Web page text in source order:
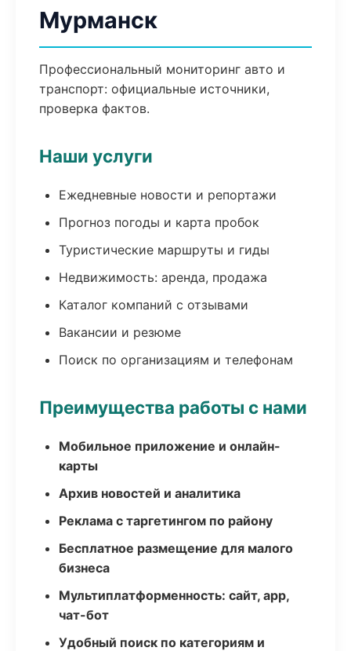
Мурманск
Профессиональный мониторинг авто и
транспорт: официальные источники,
проверка фактов.
Наши услуги
Ежедневные новости и репортажи
Прогноз погоды и карта пробок
Туристические маршруты и гиды
Недвижимость: аренда, продажа
Каталог компаний с отзывами
Вакансии и резюме
Поиск по организациям и телефонам
Преимущества работы с нами
Мобильное приложение и онлайн-
карты
Архив новостей и аналитика
Реклама с таргетингом по району
Бесплатное размещение для малого
бизнеса
Мультиплатформенность: сайт, app,
чат-бот
Удобный поиск по категориям и